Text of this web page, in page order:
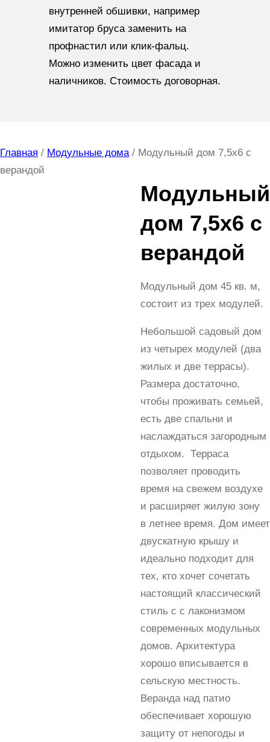
внутренней обшивки, например
имитатор бруса заменить на
профнастил или клик-фальц.
Можно изменить цвет фасада и
наличников. Стоимость договорная.
Главная / Модульные дома/ Модульный дом 7,5х6 с
верандой
Модульный
дом 7,5х6 с
верандой
Модульный дом 45 кв. м,
состоит из трех модулей.
Небольшой садовый дом
из четырех модулей (два
жилых и две террасы).
Размера достаточно,
чтобы проживать семьей,
есть две спальни и
наслаждаться загородным
отдыхом. Терраса
позволяет проводить
время на свежем воздухе
и расширяет жилую зону
в летнее время. Дом имеет
двускатную крышу и
идеально подходит для
тех, кто хочет сочетать
настоящий классический
стиль с с лаконизмом
современных модульных
домов. Архитектура
хорошо вписывается в
сельскую местность.
Веранда над патио
обеспечивает хорошую
защиту от непогоды и